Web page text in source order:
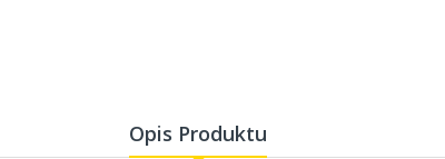
Opis Produktu